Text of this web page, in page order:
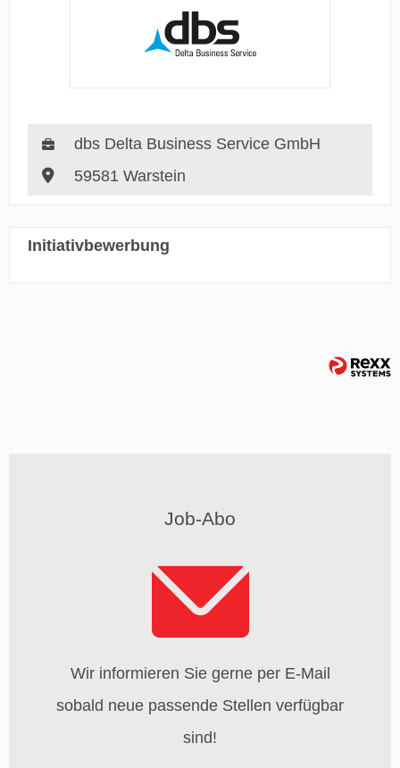
dbs Delta Business Service GmbH
59581 Warstein
Initiativbewerbung
Job-Abo
Wir informieren Sie gerne per E-Mail
sobald neue passende Stellen verfügbar
sind!